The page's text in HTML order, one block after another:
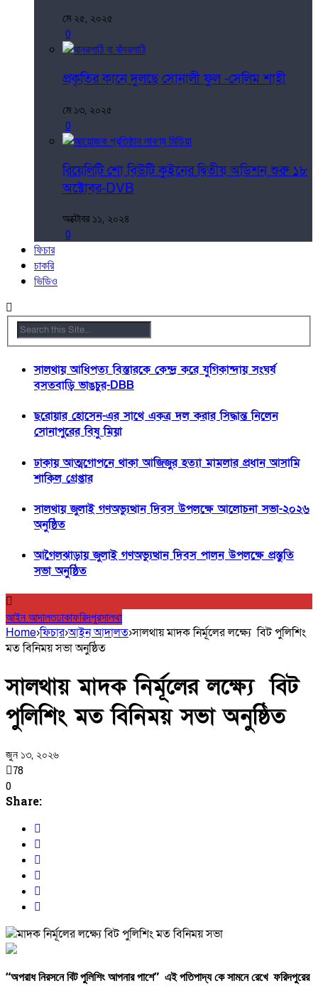
মে ২৫, ২০২৫
0
প্রকৃতির কানে দুলছে সোনালী ফুল -সেলিম শাহী
মে ১৩, ২০২৫
0
রিয়েলিটি শো বিউটি কুইনের দ্বিতীয় অডিশন শুরু ১৮
অক্টোবর-DVB
অক্টোবর ১১, ২০২৪
0
ফিচার
চাকরি
ভিডিও
সালথায় আধিপত্য বিস্তারকে কেন্দ্র করে যুগিকান্দায় সংঘর্ষ
বসতবাড়ি ভাঙচুর-DBB
ছরোয়ার হোসেন-এর সাথে একত্র দল করার সিদ্ধান্ত নিলেন
সোনাপুরের বিষু মিয়া
ঢাকায় আত্মগোপনে থাকা আজিজুর হত্যা মামলার প্রধান আসামি
শাকিল গ্রেপ্তার
সালথায় জুলাই গণঅভ্যুত্থান দিবস উপলক্ষে আলোচনা সভা-২০২৬
অনুষ্ঠিত
আগৈলঝাড়ায় জুলাই গণঅভ্যুত্থান দিবস পালন উপলক্ষে প্রস্তুতি
সভা অনুষ্ঠিত
আইন আদালতঢাকাফরিদপুরসালথা
Home›ফিচার›আইন আদালত›সালথায় মাদক নির্মূলের লক্ষ্যে বিট পুলিশিং
মত বিনিময় সভা অনুষ্ঠিত
সালথায় মাদক নির্মূলের লক্ষ্যে বিট
পুলিশিং মত বিনিময় সভা অনুষ্ঠিত
জুন ১৩, ২০২৬
78
0
Share:
“অপরাধ নিরসনে বিট পুলিশিং আপনার পাশে” এই পতিপাদ্য কে সামনে রেখে ফরিদপুরের